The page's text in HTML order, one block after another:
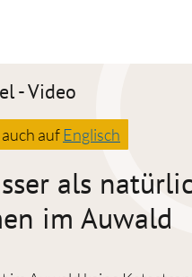
- Video
aufEnglisch
als
im Auwald